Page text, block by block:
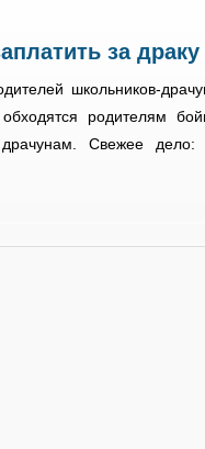
за
школьников-
родителям
Свежее дело: